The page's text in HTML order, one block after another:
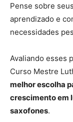
Pense sobre
aprendizado e
necessidades
Avaliando esses
Curso Mestre
melhor escolha
crescimento em
saxofones.